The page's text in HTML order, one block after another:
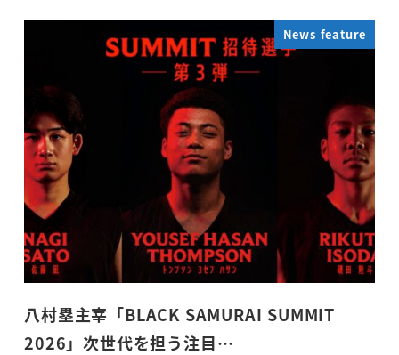
News feature
八村塁主宰「BLACK SAMURAI SUMMIT
2026」次世代を担う注目…